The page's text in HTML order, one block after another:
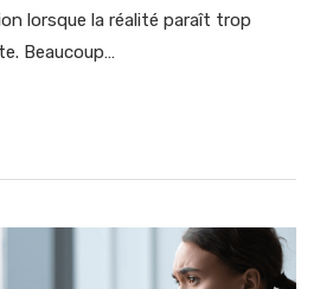
lorsque la réalité paraît trop
Beaucoup…